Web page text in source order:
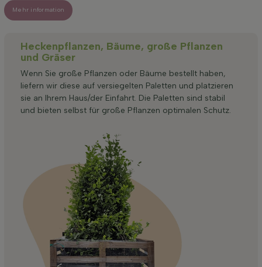
Mehr information
Heckenpflanzen, Bäume, große Pflanzen
und Gräser
Wenn Sie große Pflanzen oder Bäume bestellt haben,
liefern wir diese auf versiegelten Paletten und platzieren
sie an Ihrem Haus/der Einfahrt. Die Paletten sind stabil
und bieten selbst für große Pflanzen optimalen Schutz.